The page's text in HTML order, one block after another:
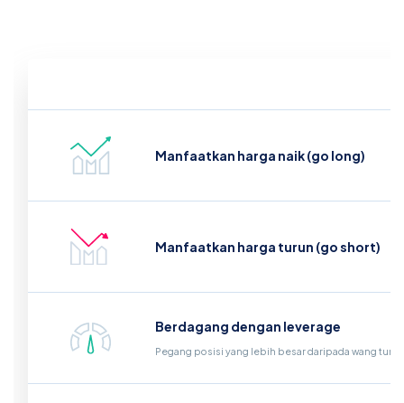
Manfaatkan harga naik (go long)
Manfaatkan harga turun (go short)
Berdagang dengan leverage
Pegang posisi yang lebih besar daripada wang